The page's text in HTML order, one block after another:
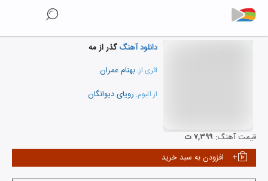
دانلود آهنگگذر از مه
اثری از: بهنام عمران
از آلبوم: رویای دیوانگان
قیمت آهنگ: ۷,۳۹۹ ت
افزودن به سبد خرید